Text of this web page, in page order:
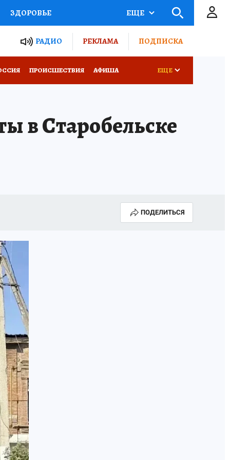
ЗДОРОВЬЕ
РОССИИ
ВСЕ О КП
ЕЩЕ
РАДИО РЕКЛАМА ПОДПИСКА
ПРОИСШЕСТВИЯ АФИША ЕЩЕ
в Старобельске
ПОДЕЛИТЬСЯ